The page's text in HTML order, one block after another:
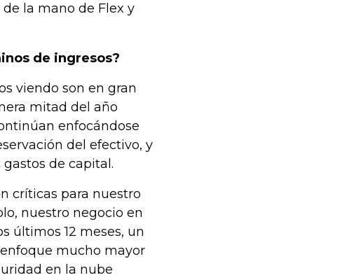
la mano de Flex y
de ingresos?
viendo son en gran
mitad del año
enfocándose
del efectivo, y
de capital.
críticas para nuestro
nuestro negocio en
últimos 12 meses, un
mucho mayor
en la nube